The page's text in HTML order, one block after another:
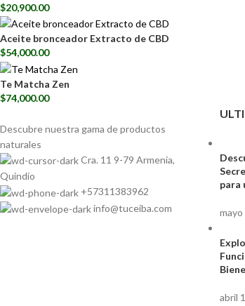
$20,900.00
Aceite bronceador Extracto de CBD
$54,000.00
Te Matcha Zen
$74,000.00
Descubre nuestra gama deproductos
naturales
Cra. 11 9-79 Armenia,
Quindío
+57311383962
info@tuceiba.com
para
abril